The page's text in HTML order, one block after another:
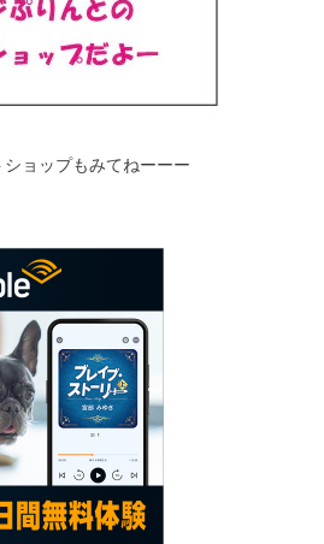
ョップもみてねーーー